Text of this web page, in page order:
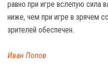
равно при игре вслепую сила
ниже, чем при игре в зрячем
зрителей обеспечен.
Иван Попов